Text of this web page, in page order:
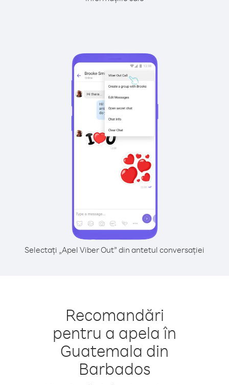
Selectați „Apel Viber Out” din antetul conversației
Recomandări
pentru a apela în
Guatemala din
Barbados